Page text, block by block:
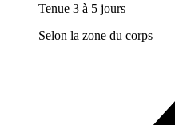
Tenue 3 à 5 jours
Selon la zone du corps